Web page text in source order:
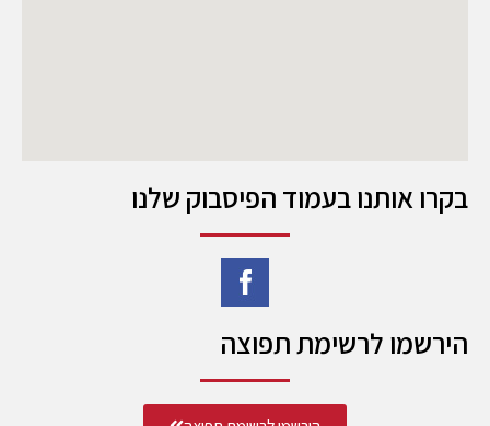
בקרו אותנו בעמוד הפיסבוק שלנו
הירשמו לרשימת תפוצה